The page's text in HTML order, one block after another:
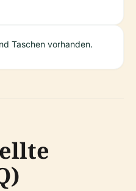
Taschen vorhanden.